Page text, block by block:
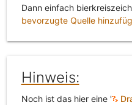
Dann einfach
bevorzugte Quelle
Hinweis:
Noch ist das hier eine '